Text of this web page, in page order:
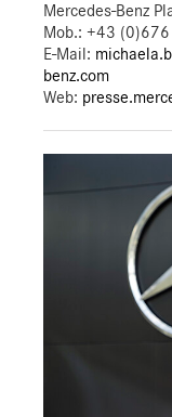
Mercedes-Benz
Mob.: +43
E-Mail:
benz.com
Web: